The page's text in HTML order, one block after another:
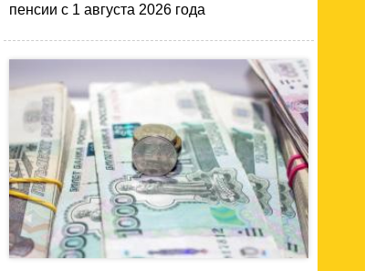
пенсии с 1 августа 2026 года